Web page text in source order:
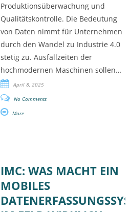
Produktionsüberwachung und
Qualitätskontrolle. Die Bedeutung
von Daten nimmt für Unternehmen
durch den Wandel zu Industrie 4.0
stetig zu. Ausfallzeiten der
hochmodernen Maschinen sollen…
April 8, 2025
No Comments
More
IMC: WAS MACHT EIN
MOBILES